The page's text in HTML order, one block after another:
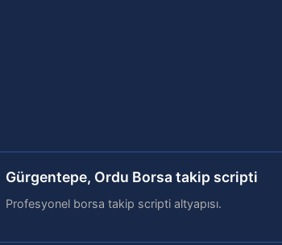
Gürgentepe, Ordu Borsa takip scripti
Profesyonel borsa takip scripti altyapısı.